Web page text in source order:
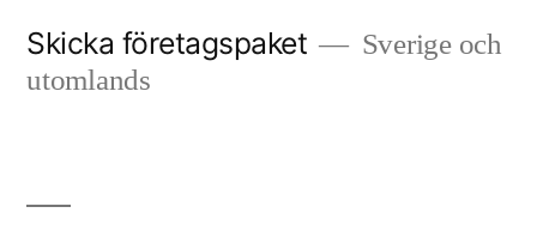
Skicka företagspaket
Sverige och
utomlands